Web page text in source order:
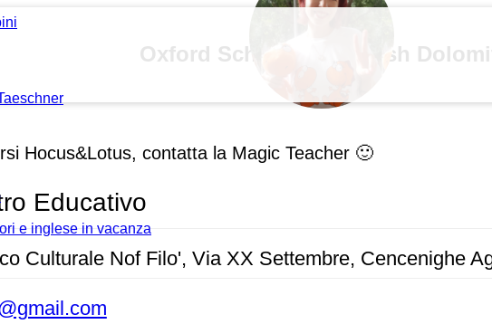
e inglese in vacanza
Oxford School od English
Hocus&Lotus, contatta la Magic Teacher 🙂
Educativo
Culturale Nof Filo', Via XX Settembre, Cencenighe